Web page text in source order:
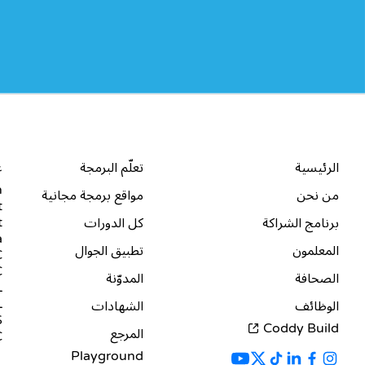
الرئيسية
من نحن
برنامج الشراكة
المعلمون
الصحافة
الوظائف
Coddy Build
تعلّم البرمجة
مواقع برمجة مجانية
كل الدورات
تطبيق الجوال
المدوّنة
الشهادات
المرجع
Playground